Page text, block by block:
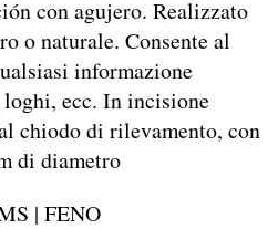
con agujero. Realizzato
o naturale. Consente al
informazione
loghi, ecc. In incisione
chiodo di rilevamento, con
di diametro
| FENO